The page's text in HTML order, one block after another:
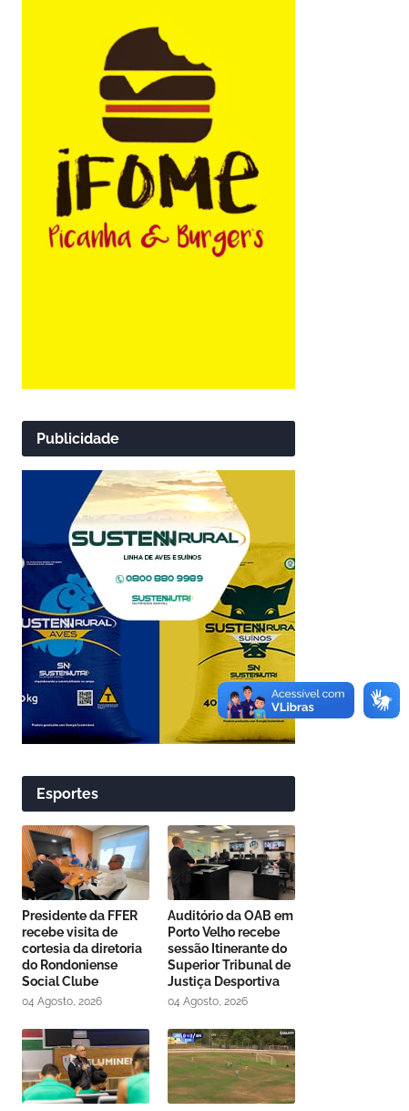
Publicidade
Esportes
Presidente da FFER
recebe visita de
cortesia da diretoria
do Rondoniense
Social Clube
04 Agosto, 2026
Auditório da OAB em
Porto Velho recebe
sessão Itinerante do
Superior Tribunal de
Justiça Desportiva
04 Agosto, 2026